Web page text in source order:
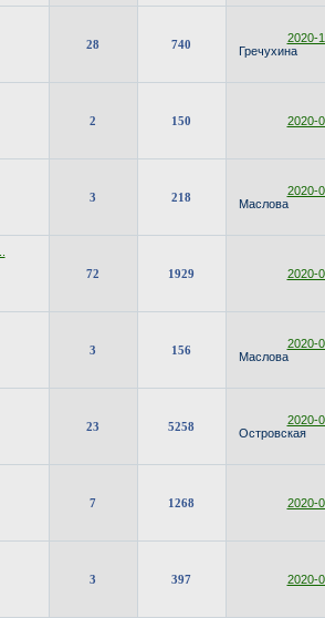
28
740 2020-
Гречухина
2
150 2020-
3
218 2020-
Маслова
72 1929 2020-
3
156 2020-
Маслова
23
5258 2020-
Островская
7
1268 2020-
3
397 2020-